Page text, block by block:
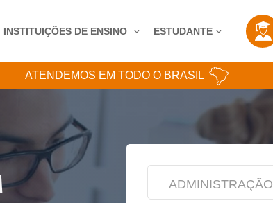
INSTITUIÇÕES DE ENSINO ESTUDANTE
ATENDEMOS EM TODO O BRASIL
ADMINISTRAÇÃO